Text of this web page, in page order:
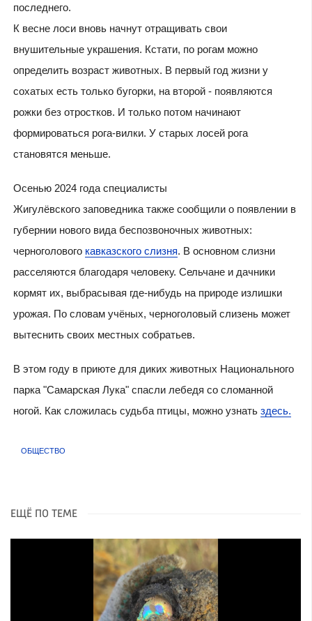
последнего.
К весне лоси вновь начнут отращивать свои
внушительные украшения. Кстати, по рогам можно
определить возраст животных. В первый год жизни у
сохатых есть только бугорки, на второй - появляются
рожки без отростков. И только потом начинают
формироваться рога-вилки. У старых лосей рога
становятся меньше.
Осенью 2024 года специалисты
Жигулёвского заповедника также сообщили о появлении в
губернии нового вида беспозвоночных животных:
черноголового кавказского слизня. В основном слизни
расселяются благодаря человеку. Сельчане и дачники
кормят их, выбрасывая где-нибудь на природе излишки
урожая. По словам учёных, черноголовый слизень может
вытеснить своих местных собратьев.
В этом году в приюте для диких животных Национального
парка "Самарская Лука" спасли лебедя со сломанной
ногой. Как сложилась судьба птицы, можно узнать здесь.
ОБЩЕСТВО
ЕЩЁ ПО ТЕМЕ